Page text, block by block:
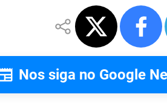
Nos siga no Google